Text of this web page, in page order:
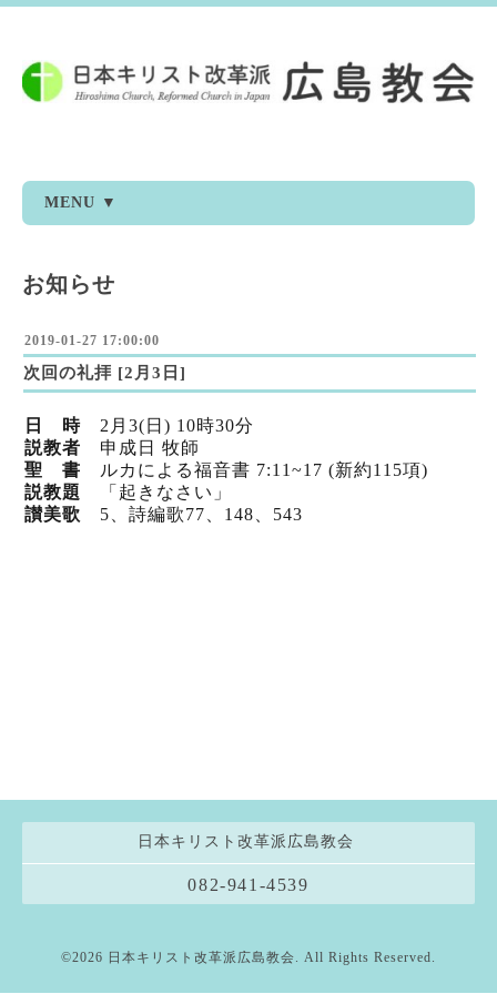
MENU ▼
お知らせ
2019-01-27 17:00:00
次回の礼拝 [2月3日]
日 時 2月3(日) 10時30分
説教者 申成日 牧師
聖 書 ルカによる福音書 7:11~17 (新約115項)
説教題
「起きなさい」
讃美歌 5、詩編歌77 、148 、543
日本キリスト改革派広島教会
082-941-4539
©2026 日本キリスト改革派広島教会. All Rights Reserved.